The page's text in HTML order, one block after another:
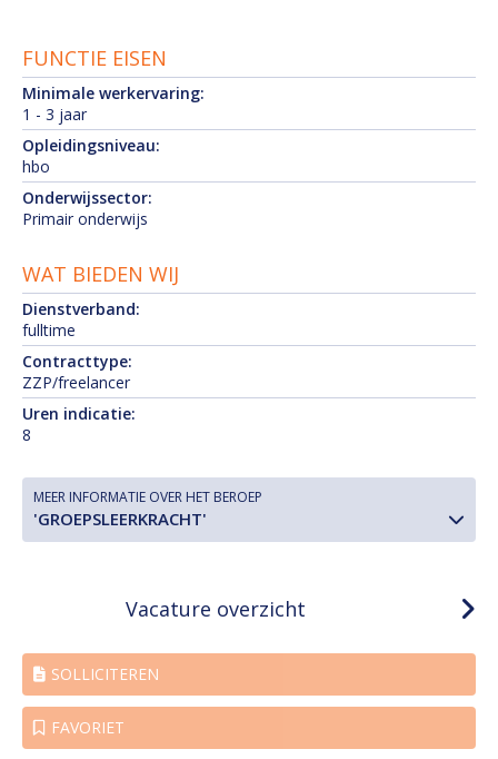
FUNCTIE EISEN
Minimale werkervaring:
1 - 3 jaar
Opleidingsniveau:
hbo
Onderwijssector:
Primair onderwijs
WAT BIEDEN WIJ
Dienstverband:
fulltime
Contracttype:
ZZP/freelancer
Uren indicatie:
8
MEER INFORMATIE OVER HET BEROEP
'GROEPSLEERKRACHT'
Vacature overzicht
SOLLICITEREN
FAVORIET